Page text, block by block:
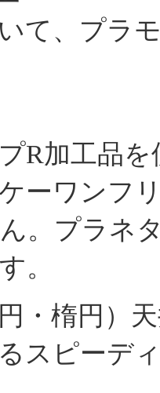
て、プラ
R加工品
ーワンフ
。プラネ
。
・楕円）
スピーデ